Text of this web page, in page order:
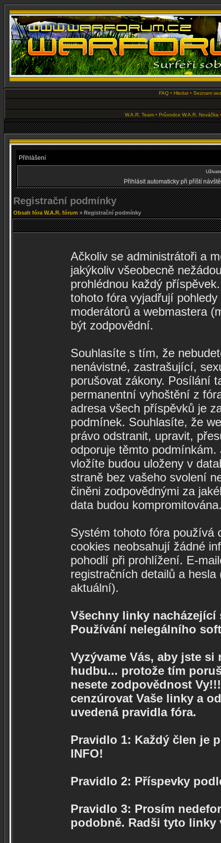
FAQ • Hledat • Seznam
W.A.R. Team• Průvodce W.A.R. Nováčka
Přihlášení
Přihlásit automaticky při příští
Registrační podmínky
Obsah fóra W.A.R. fórum» Registrační podmínky
Ačkoliv se administrátoři a
jakýkoliv všeobecně
prohlédnou každý
tohoto fóra vyjadřují
moderátorů a webmastera
být zodpovědní.
Souhlasíte s tím, že
nenávistné, zastrašující,
porušovat zákony. Posílání
permanentní vyhoštění z
adresa všech příspěvků je
podmínek. Souhlasíte, že
právo odstranit, upravit,
odporuje těmto
vložíte budou uloženy v
straně bez vašeho svolení
činěni zodpovědnými za
data budou
Systém tohoto fóra používá
cookies neobsahují žádné
pohodlí při prohlížení. E-
registračních detailů a
aktuální).
Všechny linky nacházející
Používání nelegálního
Vyzývame Vás, aby jste
hudbu... protože tím
nesete zodpovědnost
cenzúrovat Vaše linky a
uvedená pravidla fóra.
Pravidlo 1: Každý člen je
INFO!
Pravidlo 2: Příspevky
Pravidlo 3: Prosím
podobně. Radši tyto linky